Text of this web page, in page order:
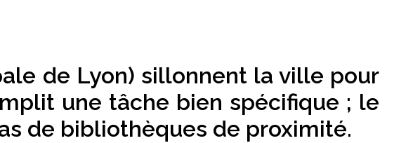
de Lyon) sillonnent la ville pour
une tâche bien spécifique ; le
de bibliothèques de proximité.